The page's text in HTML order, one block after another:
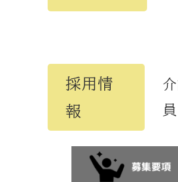
採用情
報
員